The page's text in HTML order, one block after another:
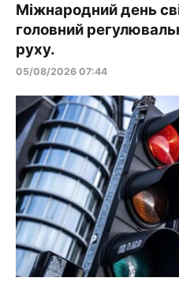
Міжнародний день
головний
руху.
05/08/2026 07:44